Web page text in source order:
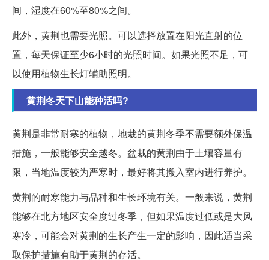
间，湿度在60%至80%之间。
此外，黄荆也需要光照。可以选择放置在阳光直射的位
置，每天保证至少6小时的光照时间。如果光照不足，可
以使用植物生长灯辅助照明。
黄荆冬天下山能种活吗?
黄荆是非常耐寒的植物，地栽的黄荆冬季不需要额外保温
措施，一般能够安全越冬。盆栽的黄荆由于土壤容量有
限，当地温度较为严寒时，最好将其搬入室内进行养护。
黄荆的耐寒能力与品种和生长环境有关。一般来说，黄荆
能够在北方地区安全度过冬季，但如果温度过低或是大风
寒冷，可能会对黄荆的生长产生一定的影响，因此适当采
取保护措施有助于黄荆的存活。